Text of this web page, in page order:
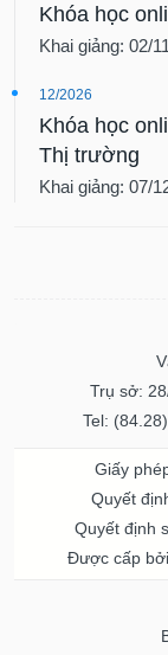
Khóa học
Khai giảng: 02/
12/2026
Khóa học
Thị trường
Khai giảng: 07/
Trụ sở:
Tel:
Giấy
Quyết
Quyết định
Được cấp